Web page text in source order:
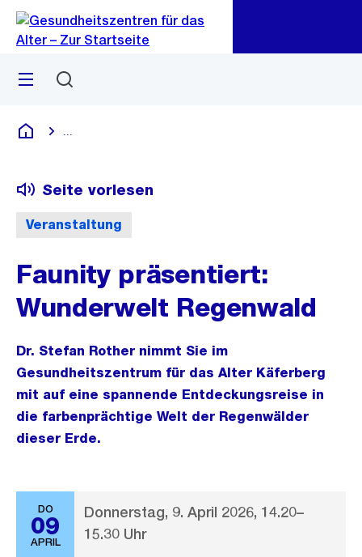
Navigation
Sprunglink
Menü
Gesundheitszentren für das Alter
Veranstaltung
Seite vorlesen
Faunity präsentiert:
Wunderwelt Regenwald
Dr. Stefan Rother nimmt Sie im
Gesundheitszentrum für das Alter Käferberg
mit auf eine spannende Entdeckungsreise in
die farbenprächtige Welt der Regenwälder
dieser Erde.
DO
09
APRIL
Donnerstag, 9. April 2026, 14.20–
15.30 Uhr